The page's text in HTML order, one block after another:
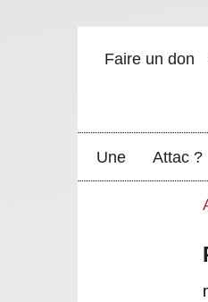
Faire un don
Une Attac ?